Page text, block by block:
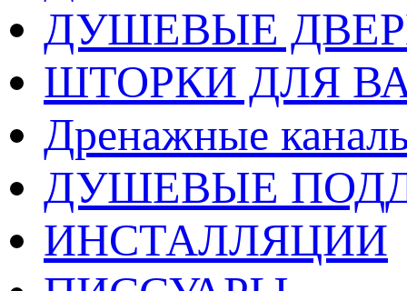
ДУШЕВЫЕ
ШТОРКИ ДЛЯ
Дренажные
ДУШЕВЫЕ
ИНСТАЛЛЯЦИИ